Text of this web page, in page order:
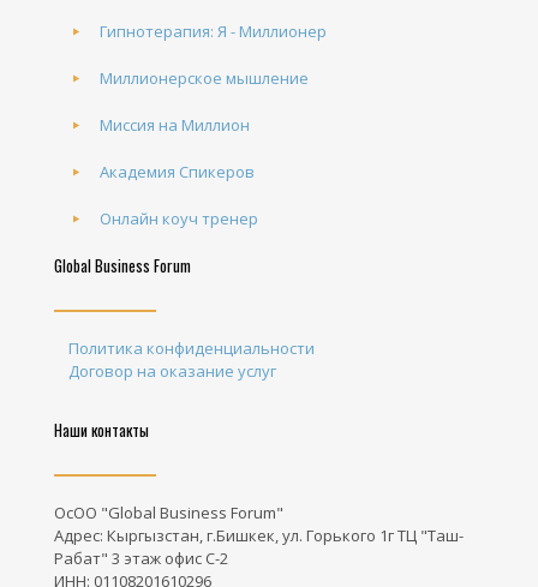
Гипнотерапия: Я - Миллионер
Миллионерское мышление
Миссия на Миллион
Академия Спикеров
Онлайн коуч тренер
Global Business Forum
Политика конфиденциальности
Договор на оказание услуг
Наши контакты
ОсОО "Global Business Forum"
Адрес: Кыргызстан, г.Бишкек, ул. Горького 1г ТЦ "Таш-
Рабат" 3 этаж офис С-2
ИНН: 01108201610296